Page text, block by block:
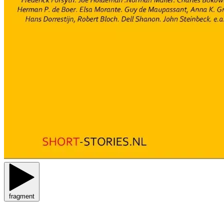
fragment